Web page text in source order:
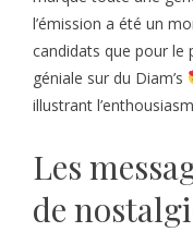
l’émission a été un
candidats que pour le
géniale sur du Diam’s
illustrant
Les
de